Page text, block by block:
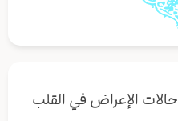
حالات الإعراض في القلب